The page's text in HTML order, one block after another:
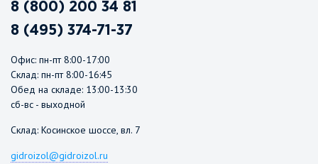
8 (800) 200 34 81
8 (495) 374-71-37
Офис: пн-пт 8:00-17:00
Склад: пн-пт 8:00-16:45
Обед на складе: 13:00-13:30
сб-вс - выходной
Склад: Косинское шоссе, вл. 7
gidroizol@gidroizol.ru